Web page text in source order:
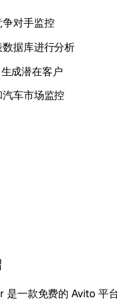
对手监控
据库进行分析
成潜在客户
车市场监控
是一款免费的 Avito 平